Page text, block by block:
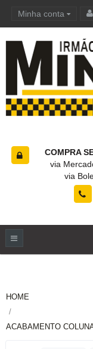
Minha conta
COMPRA
via
via
HOME
ACABAMENTO